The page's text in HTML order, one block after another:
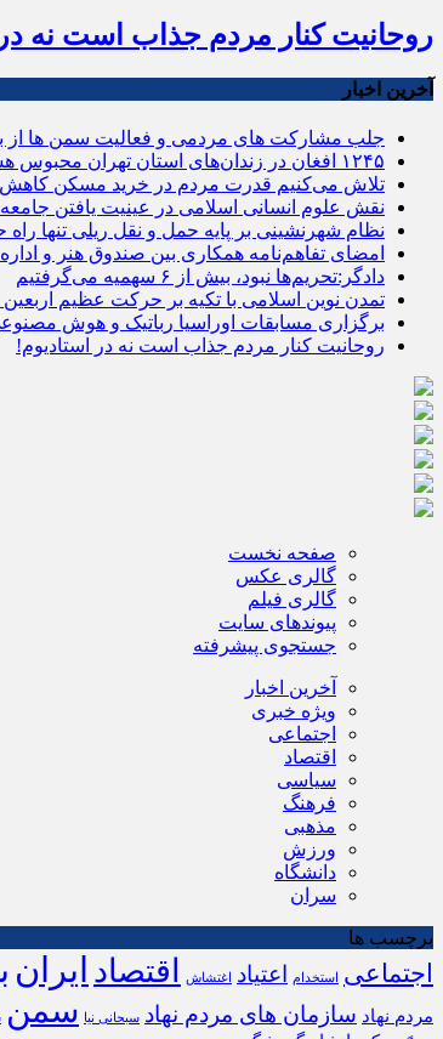
روحانیت کنار مردم جذاب است نه
آخرین اخبار
جلب مشارکت های مردمی و فعالیت سمن ها از
۱۲۴۵ افغان در زندان‌های استان تهران محبوس هستند
تلاش می‌کنیم قدرت مردم در خرید مسکن کاهش
نقش علوم انسانی اسلامی در عینیت یافتن جامعه
نظام شهرنشینی بر پایه حمل و نقل ریلی تنها
امضای تفاهم‌نامه همکاری بین صندوق هنر و
دادگر:تحریم‌ها نبود، بیش از ۶ سهمیه می‌گرفتیم
تمدن نوین اسلامی با تکیه بر حرکت عظیم
برگزاری مسابقات اوراسیا رباتیک و هوش مصنوعی ۲۰۲۴ امسال در
روحانیت کنار مردم جذاب است نه در استادیوم!
صفحه نخست
گالری عکس
گالری فیلم
پیوندهای سایت
جستجوی پیشرفته
آخرین اخبار
ویژه خبری
اجتماعی
اقتصاد
سیاسی
فرهنگ
مذهبی
ورزش
دانشگاه
سران
برچسب ها
اجتماعی استخدام اعتیاد اغتشاش اقتصاد ایران
مردم نهاد سازمان های مردم نهاد سبحانی نیا سمن